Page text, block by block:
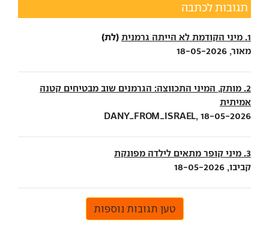
תגובות לכתבה
1. מיני הקודמת לא הייתה גרמנית (לת)
מאור, 18-05-2026
2. מותק, המיני התכווצה: הגרמנים שוב מבטיחים קטנה
אמיתית
DANY_FROM_ISRAEL, 18-05-2026
3. מיני קופר מתאים לילדה מפונקת
קביבו, 18-05-2026
טען תגובות נוספות